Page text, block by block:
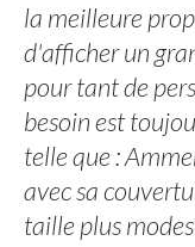
la meilleure
d'afficher un
pour tant de
besoin est
telle que :
avec sa
taille plus